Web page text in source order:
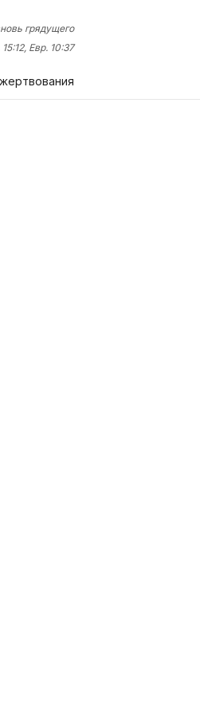
грядущего
15:12, Евр. 10:37